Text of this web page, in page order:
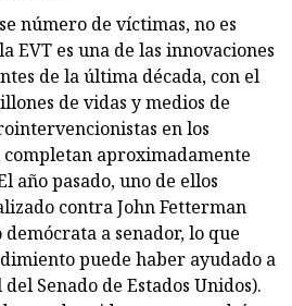
número de víctimas, no es
EVT es una de las innovaciones
de la última década, con el
de vidas y medios de
en los
completan aproximadamente
año pasado, uno de ellos
contra John Fetterman
a senador, lo que
puede haber ayudado a
Senado de Estados Unidos).